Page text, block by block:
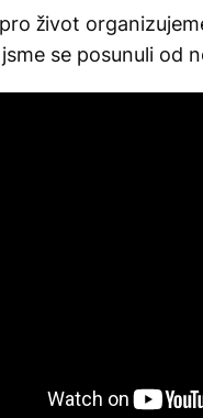
život
se posunuli od